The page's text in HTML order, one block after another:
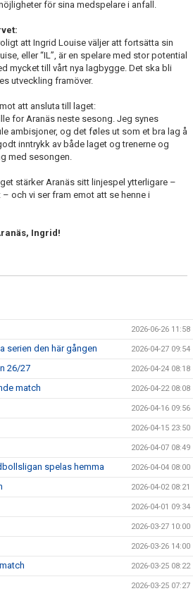
för sina medspelare i anfall.
att Ingrid Louise väljer att fortsätta sin
eller “IL”, är en spelare med stor potential
mycket till vårt nya lagbygge. Det ska bli
utveckling framöver.
att ansluta till laget:
for Aranäs neste sesong. Jeg synes
ambisjoner, og det føles ut som et bra lag å
inntrykk av både laget og trenerne og
med sesongen.
stärker Aranäs sitt linjespel ytterligare –
och vi ser fram emot att se henne i
Ingrid!
2026-06-26 11:58
serien den här gången 2026-04-27 09:54
26/27 2026-04-24 08:18
match 2026-04-22 08:08
2026-04-16 09:56
2026-04-15 23:50
2026-04-07 08:49
spelas hemma 2026-04-04 08:00
2026-04-02 08:21
2026-04-01 09:34
2026-03-27 10:00
2026-03-26 14:00
2026-03-25 08:22
2026-03-25 07:27